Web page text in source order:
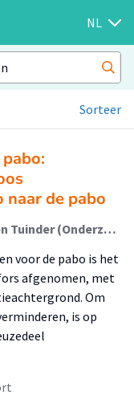
NL
Sorteer
de pabo
Bas Agricola (Onderzoeker); Eline den Tuinder (Onderzoeker); Liesbeth Baartman (Lector); Tamara van Schilt – Mol (Onderzoeker)
voor de pabo is het
afgenomen, met
Om
is op